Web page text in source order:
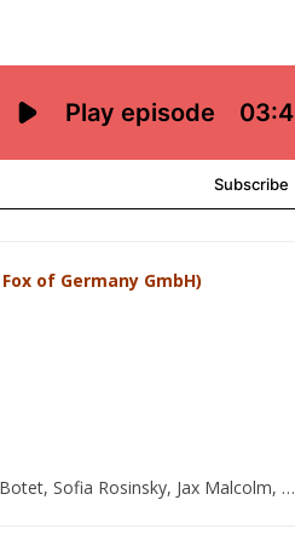
of Germany GmbH)
Sofia Rosinsky, Jax Malcolm, …